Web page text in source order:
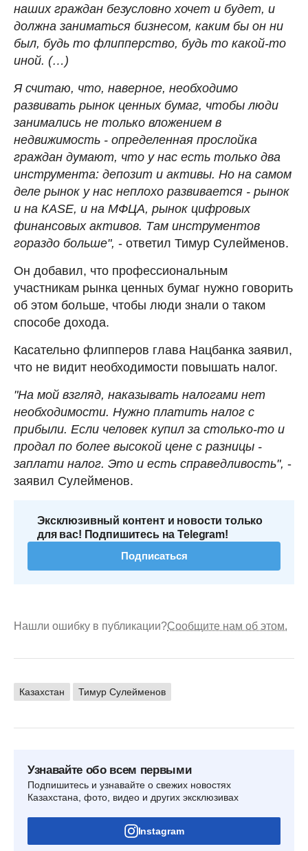
наших граждан безусловно хочет и будет, и
должна заниматься бизнесом, каким бы он ни
был, будь то флипперство, будь то какой-то
иной. (…)
Я считаю, что, наверное, необходимо
развивать рынок ценных бумаг, чтобы люди
занимались не только вложением в
недвижимость - определенная прослойка
граждан думают, что у нас есть только два
инструмента: депозит и активы. Но на самом
деле рынок у нас неплохо развивается - рынок
и на КАSЕ, и на МФЦА, рынок цифровых
финансовых активов. Там инструментов
гораздо больше", - ответил Тимур Сулейменов.
Он добавил, что профессиональным
участникам рынка ценных бумаг нужно говорить
об этом больше, чтобы люди знали о таком
способе дохода.
Касательно флипперов глава Нацбанка заявил,
что не видит необходимости повышать налог.
"На мой взгляд, наказывать налогами нет
необходимости. Нужно платить налог с
прибыли. Если человек купил за столько-то и
продал по более высокой цене с разницы -
заплати налог. Это и есть справедливость", -
заявил Сулейменов.
Эксклюзивный контент и новости только
для вас! Подпишитесь на Telegram!
Подписаться
Нашли ошибку в публикации?Сообщите нам об этом.
Казахстан Тимур Сулейменов
Узнавайте обо всем первыми
Подпишитесь и узнавайте о свежих новостях
Казахстана, фото, видео и других эксклюзивах
Instagram